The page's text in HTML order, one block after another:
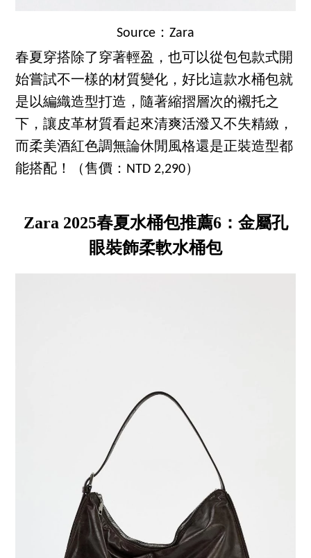
Source：Zara
春夏穿搭除了穿著輕盈，也可以從包包款式開
始嘗試不一樣的材質變化，好比這款水桶包就
是以編織造型打造，隨著縮摺層次的襯托之
下，讓皮革材質看起來清爽活潑又不失精緻，
而柔美酒紅色調無論休閒風格還是正裝造型都
能搭配！（售價：NTD 2,290）
Zara 2025春夏水桶包推薦6：金屬孔
眼裝飾柔軟水桶包